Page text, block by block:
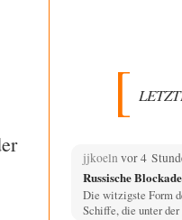
jjkoeln vor 4
Russische
Die witzigste Form
Schiffe, die unter